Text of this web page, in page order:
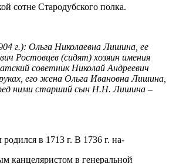
сотне Стародубского полка.
г.): Ольга Николаевна Лишина, ее
Ростовцев (сидят) хозяин имения
советник Николай Андреевич
его жена Ольга Ивановна Лишина,
ними старший сын Н.Н. Лишина –
в 1713 г. В 1736 г. на-
канцеляристом в генеральной